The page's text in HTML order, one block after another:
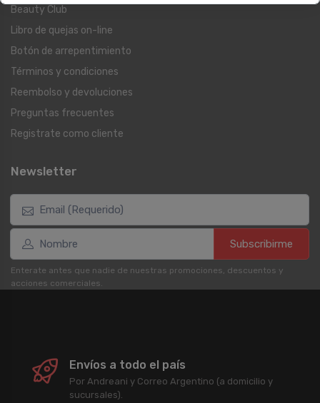
Beauty Club
Libro de quejas on-line
Botón de arrepentimiento
Términos y condiciones
Reembolso y devoluciones
Preguntas frecuentes
Registrate como cliente
Newsletter
Subscribirme
Enterate antes que nadie de nuestras promociones, descuentos y
acciones comerciales.
Envíos a todo el país
Por Andreani y Correo Argentino (a domicilio y
sucursales).